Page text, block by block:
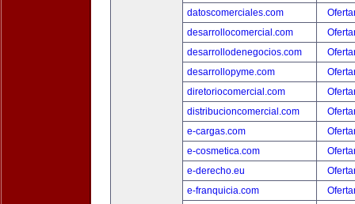
datoscomerciales.com
desarrollocomercial.com
desarrollodenegocios.com
desarrollopyme.com
diretoriocomercial.com
distribucioncomercial.com
e-cargas.com
e-cosmetica.com
e-derecho.eu
e-franquicia.com